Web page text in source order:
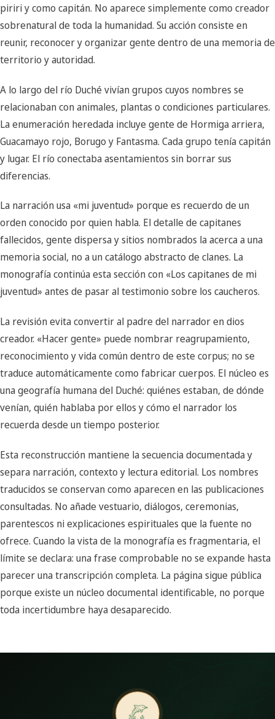
piriri y como capitán. No aparece simplemente como creador
sobrenatural de toda la humanidad. Su acción consiste en
reunir, reconocer y organizar gente dentro de una memoria de
territorio y autoridad.
A lo largo del río Duché vivían grupos cuyos nombres se
relacionaban con animales, plantas o condiciones particulares.
La enumeración heredada incluye gente de Hormiga arriera,
Guacamayo rojo, Borugo y Fantasma. Cada grupo tenía capitán
y lugar. El río conectaba asentamientos sin borrar sus
diferencias.
La narración usa «mi juventud» porque es recuerdo de un
orden conocido por quien habla. El detalle de capitanes
fallecidos, gente dispersa y sitios nombrados la acerca a una
memoria social, no a un catálogo abstracto de clanes. La
monografía continúa esta sección con «Los capitanes de mi
juventud» antes de pasar al testimonio sobre los caucheros.
La revisión evita convertir al padre del narrador en dios
creador. «Hacer gente» puede nombrar reagrupamiento,
reconocimiento y vida común dentro de este corpus; no se
traduce automáticamente como fabricar cuerpos. El núcleo es
una geografía humana del Duché: quiénes estaban, de dónde
venían, quién hablaba por ellos y cómo el narrador los
recuerda desde un tiempo posterior.
Esta reconstrucción mantiene la secuencia documentada y
separa narración, contexto y lectura editorial. Los nombres
traducidos se conservan como aparecen en las publicaciones
consultadas. No añade vestuario, diálogos, ceremonias,
parentescos ni explicaciones espirituales que la fuente no
ofrece. Cuando la vista de la monografía es fragmentaria, el
límite se declara: una frase comprobable no se expande hasta
parecer una transcripción completa. La página sigue pública
porque existe un núcleo documental identificable, no porque
toda incertidumbre haya desaparecido.